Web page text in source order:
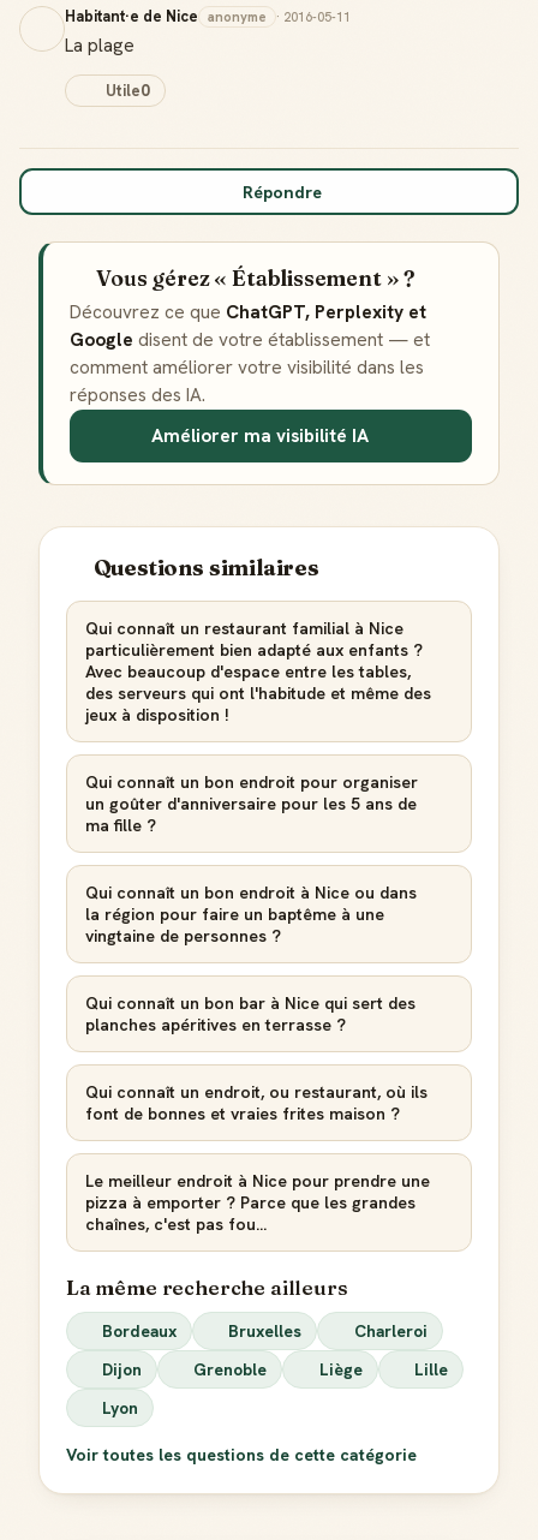
Habitant·e de Nice anonyme · 2016-05-11
La plage
Utile0
Répondre
Vous gérez « Établissement » ?
Découvrez ce que ChatGPT, Perplexity et
Google disent de votre établissement — et
comment améliorer votre visibilité dans les
réponses des IA.
Améliorer ma visibilité IA
Questions similaires
Qui connaît un restaurant familial à Nice
particulièrement bien adapté aux enfants ?
Avec beaucoup d'espace entre les tables,
des serveurs qui ont l'habitude et même des
jeux à disposition !
Qui connaît un bon endroit pour organiser
un goûter d'anniversaire pour les 5 ans de
ma fille ?
Qui connaît un bon endroit à Nice ou dans
la région pour faire un baptême à une
vingtaine de personnes ?
Qui connaît un bon bar à Nice qui sert des
planches apéritives en terrasse ?
Qui connaît un endroit, ou restaurant, où ils
font de bonnes et vraies frites maison ?
Le meilleur endroit à Nice pour prendre une
pizza à emporter ? Parce que les grandes
chaînes, c'est pas fou...
La même recherche ailleurs
Bordeaux Bruxelles
Charleroi
Dijon
Grenoble Liège
Lille
Lyon
Voir toutes les questions de cette catégorie
Badge Guide Local
Ton statut affiché sur toutes tes contributions
Score de réputation
Reconnaissance locale
Notifications
Sois notifié quand ton avis aide quelqu'un
Créer mon compte Guide